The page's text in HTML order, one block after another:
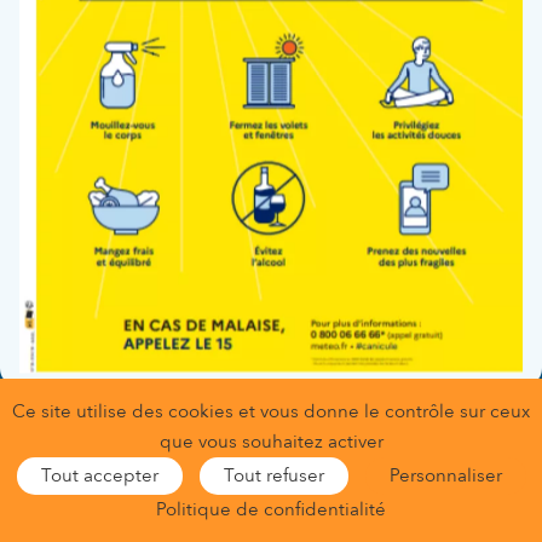
Gestion des données personnelles
Conditions générales d’utilisationMentions légales
Gestion des cookies Nous contacterNous trouver
Ce site utilise des cookies et vous donne le contrôle sur ceux
que vous souhaitez activer
Tout accepter
Tout refuser
Personnaliser
Politique de confidentialité